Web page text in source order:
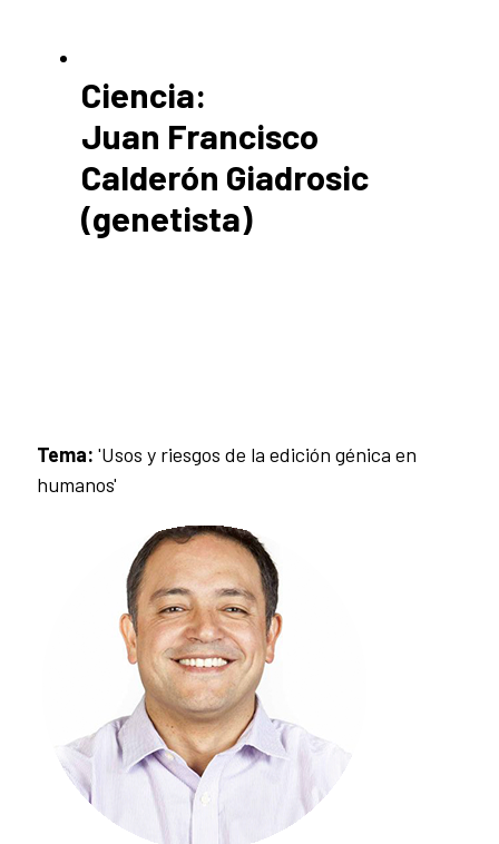
Ciencia:
Juan Francisco
Calderón Giadrosic
(genetista)
Tema: 'Usos y riesgos de la edición génica en
humanos'